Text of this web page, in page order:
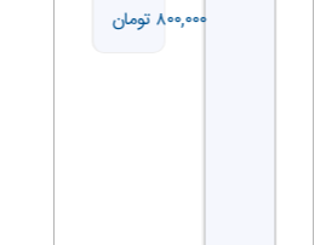
۸۰۰,۰۰۰ تومان